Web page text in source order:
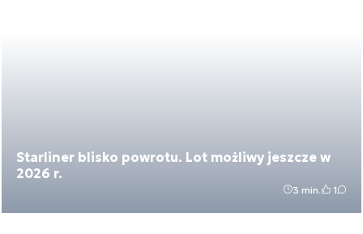
Starliner blisko powrotu. Lot możliwy jeszcze w
2026 r.
3 min. 1